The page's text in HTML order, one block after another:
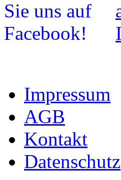
Impressum
AGB
Kontakt
Datenschutz